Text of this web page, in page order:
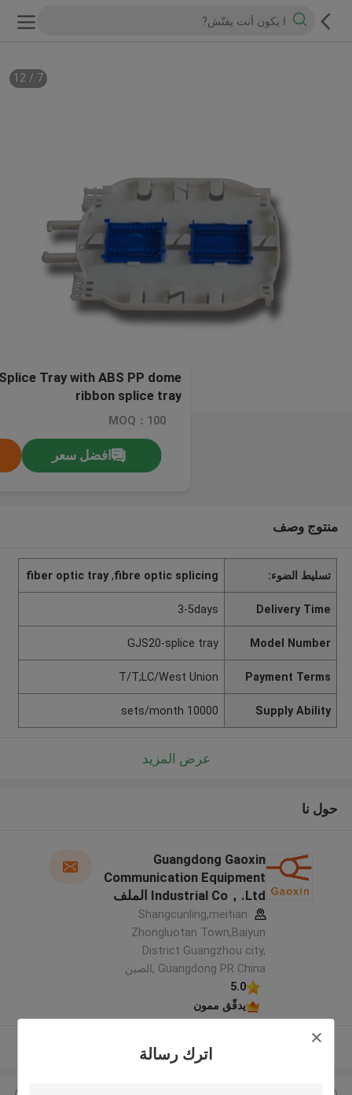
اترك رسالة
7
/
12
Tray with ABS PP dome
ribbon splice tray
MOQ：100
افضل سعر
منتوج وصف
تسليط الضوء: fibre optic splicing
,
fiber optic tray
Delivery Time
3-5days
Model Number
GJS20-splice tray
Payment Terms
T/T;LC/West Union
Supply Ability
10000 sets/month
عرض المزيد
حول نا
Guangdong Gaoxin
Communication Equipment
Industrial Co，.Ltd الملف
الشركة المصنعة
Shangcunling,meitian
Zhongluotan Town,Baiyun
District Guangzhou city,
Guangdong PR China ,الصين
5.0
يدقّق ممون
عرض المزيد